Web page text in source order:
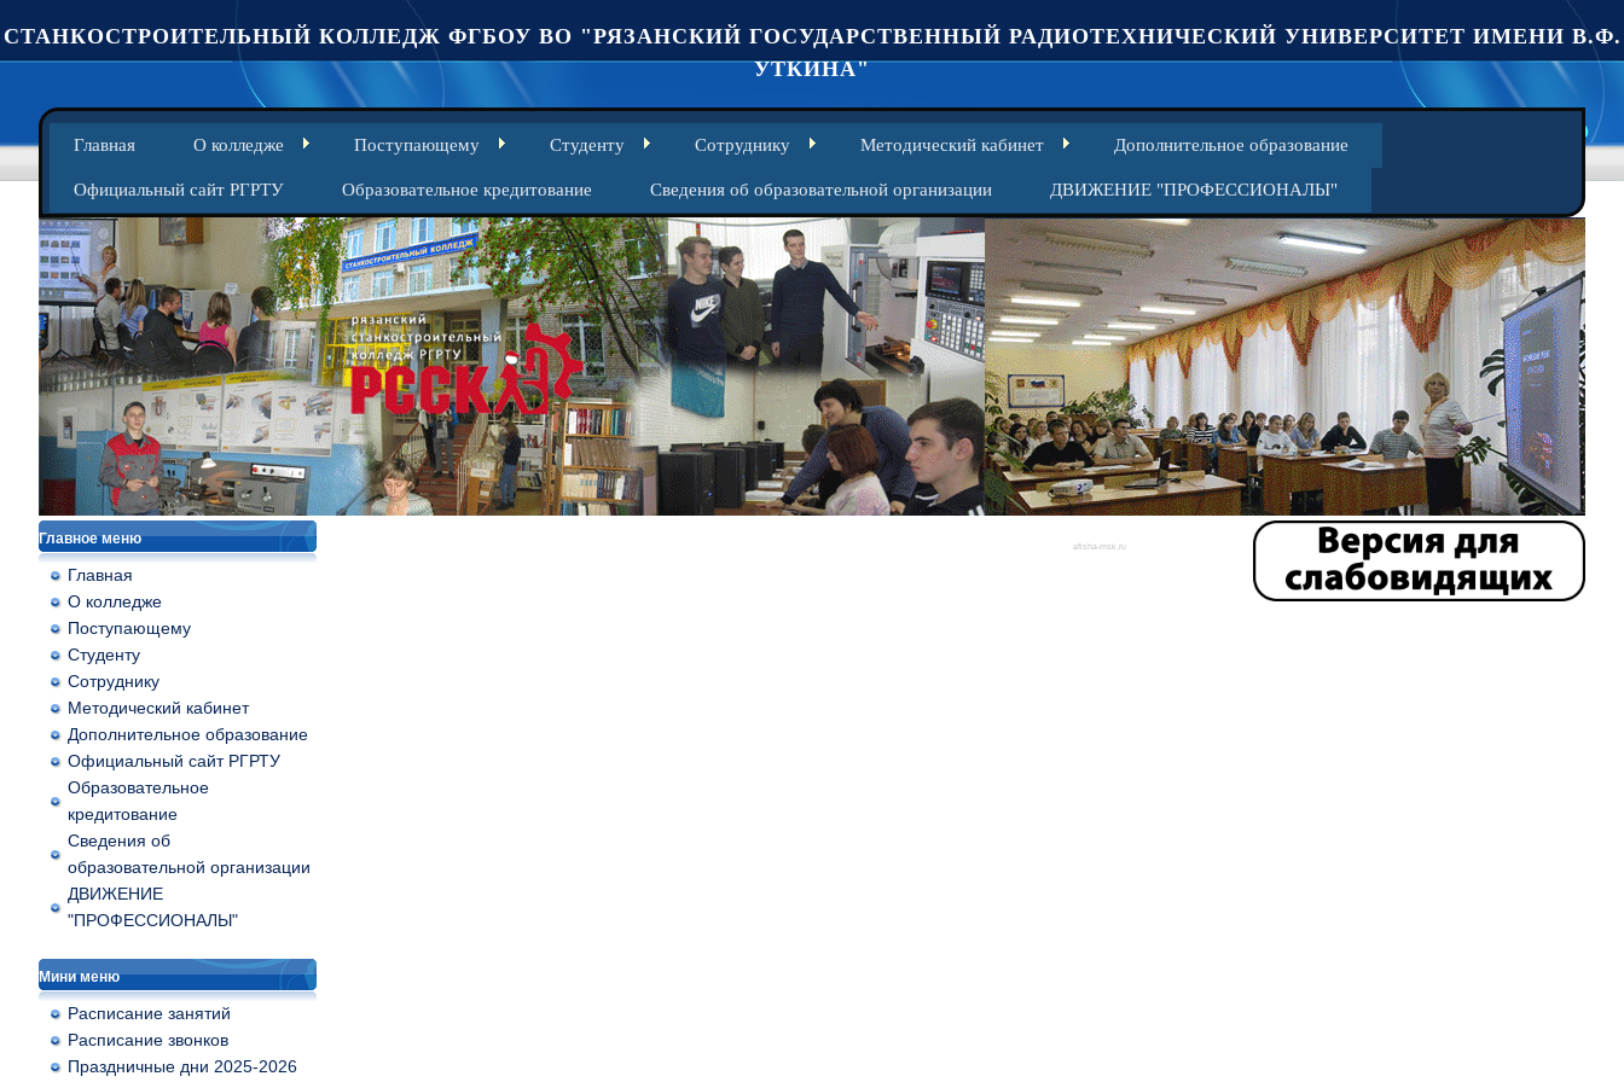
СТАНКОСТРОИТЕЛЬНЫЙ КОЛЛЕДЖ ФГБОУ ВО "РЯЗАНСКИЙ ГОСУДАРСТВЕННЫЙ РАДИОТЕХНИЧЕСКИЙ УНИВЕРСИТЕТ ИМЕНИ В.Ф.
УТКИНА"
Главная О колледже Поступающему Студенту Сотруднику Методический кабинет Дополнительное образование
Официальный сайт РГРТУ Образовательное кредитование Сведения об образовательной организации ДВИЖЕНИЕ "ПРОФЕССИОНАЛЫ"
Главное меню
Главная
О колледже
Поступающему
Студенту
Сотруднику
Методический кабинет
Дополнительное образование
Официальный сайт РГРТУ
Образовательное
кредитование
Сведения об
образовательной организации
ДВИЖЕНИЕ
"ПРОФЕССИОНАЛЫ"
Мини меню
Расписание занятий
Расписание звонков
Праздничные дни 2025-2026
afisha-msk.ru